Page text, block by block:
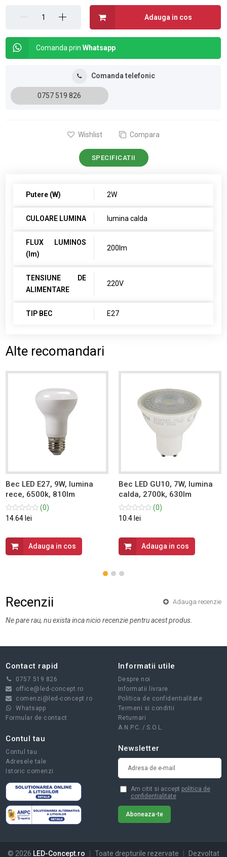
Adauga in cos
Comanda prinWhatsapp
Comanda telefonic
0757 519 826
Wishlist Compara
SPECIFICATII
Putere (W) 2W
CULOARE LUMINA lumina calda
FLUX LUMINOS
(lm)
200lm
TENSIUNE DE
ALIMENTARE
220V
TIP BEC E27
Alte recomandari
Bec LED E27, 9W, lumina
rece, 6500k, 810lm
(0)
14.64 lei
Adauga in cos
Bec LED GU10, 7W, lumina
calda, 2700k, 630lm
(0)
10.4 lei
Adauga in cos
Recenzii Adauga recenzie
Ne pare rau, nu exista inca nicio recenzie pentru acest produs.
Contact rapid
0757 519 826
office@led-concept.ro
comenzi@led-concept.ro
Whatsapp
Formular de contact
Informatii utile
Despre noi
Informatii livrare
Politica de confidentialitate
Termeni si conditii
Returnari
A.N.P.C. / S.O.L.
Contul tau
Contul tau
Adresele tale
Istoric comenzi
Newsletter
Am citit si accept politica de
confidentialitate
© 2026 LED-Concept.ro | Toate drepturile rezervate | Dezvoltat